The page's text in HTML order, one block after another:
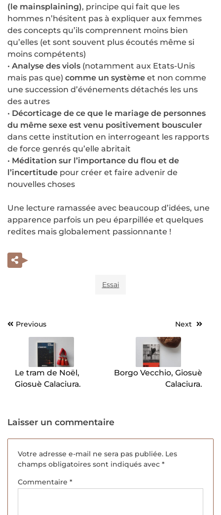
(le mainsplaining), principe qui fait que les
hommes n’hésitent pas à expliquer aux femmes
des concepts qu’ils comprennent moins bien
qu’elles (et sont souvent plus écoutés même si
moins compétents)
• Analyse des viols (notamment aux Etats-Unis
mais pas que) comme un système et non comme
une succession d’événements détachés les uns
des autres
• Décorticage de ce que le mariage de personnes
du même sexe est venu positivement bousculer
dans cette institution en interrogeant les rapports
de force genrés qu’elle abritait
• Méditation sur l’importance du flou et de
l’incertitude pour créer et faire advenir de
nouvelles choses
Une lecture ramassée avec beaucoup d’idées, une
apparence parfois un peu éparpillée et quelques
redites mais globalement passionnante !
Essai
Navigation
l’article
Previous
Le tram de Noël,
Giosuè Calaciura.
Next
Borgo Vecchio, Giosuè
Calaciura.
Laisser un commentaire
Votre adresse e-mail ne sera pas publiée. Les
champs obligatoires sont indiqués avec *
Commentaire *